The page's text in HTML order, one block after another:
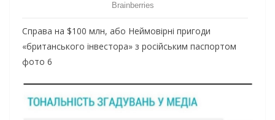
Справа на $100 млн, або Неймовірні пригоди
«британського інвестора» з російським паспортом
фото 6